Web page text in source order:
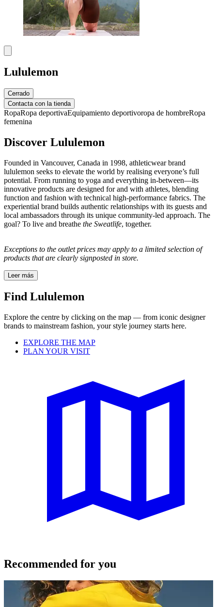
Lululemon
Cerrado
Contacta con la tienda
RopaRopa deportivaEquipamiento deportivoropa de hombreRopa
femenina
Discover Lululemon
Founded in Vancouver, Canada in 1998, athleticwear brand
lululemon seeks to elevate the world by realising everyone’s full
potential. From running to yoga and everything in-between—its
innovative products are designed for and with athletes, blending
function and fashion with technical high-performance fabrics. The
experiential brand builds authentic relationships with its guests and
local ambassadors through its unique community-led approach. The
goal? To live and breathe the Sweatlife, together.
Exceptions to the outlet prices may apply to a limited selection of
products that are clearly signposted in store.
Leer más
Find Lululemon
Explore the centre by clicking on the map — from iconic designer
brands to mainstream fashion, your style journey starts here.
EXPLORE THE MAP
PLAN YOUR VISIT
Recommended for you